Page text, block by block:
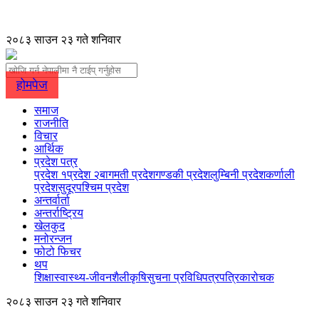
२०८३ साउन २३ गते शनिवार
होमपेज
समाज
राजनीति
विचार
आर्थिक
प्रदेश पत्र
प्रदेश १प्रदेश २बागमती प्रदेशगण्डकी प्रदेशलुम्बिनी प्रदेशकर्णाली
प्रदेशसुदूरपश्चिम प्रदेश
अन्तर्वार्ता
अन्तर्राष्ट्रिय
खेलकुद
मनोरन्जन
फोटो फिचर
थप
शिक्षास्वास्थ्य-जीवनशैलीकृषिसुचना प्रविधिपत्रपत्रिकारोचक
२०८३ साउन २३ गते शनिवार